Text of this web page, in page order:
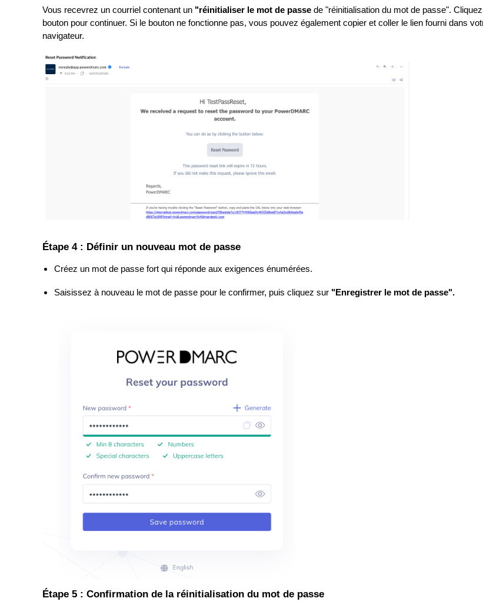
Vous recevrez un courriel contenant un "réinitialiser le mot de passe de "réinitialisation du mot de passe".
bouton pour continuer. Si le bouton ne fonctionne pas, vous pouvez également copier et coller le lien fourni dans
navigateur.
Étape 4 : Définir un nouveau mot de passe
Créez un mot de passe fort qui réponde aux exigences énumérées.
Saisissez à nouveau le mot de passe pour le confirmer, puis cliquez sur "Enregistrer le mot de passe".
Étape 5 : Confirmation de la réinitialisation du mot de passe